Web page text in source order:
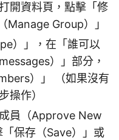
開資料頁，點擊「修
Manage Group）」
）」，在「誰可以
）」部分，
）」 （如果沒有
操作）
員（Approve New
保存（Save）」或